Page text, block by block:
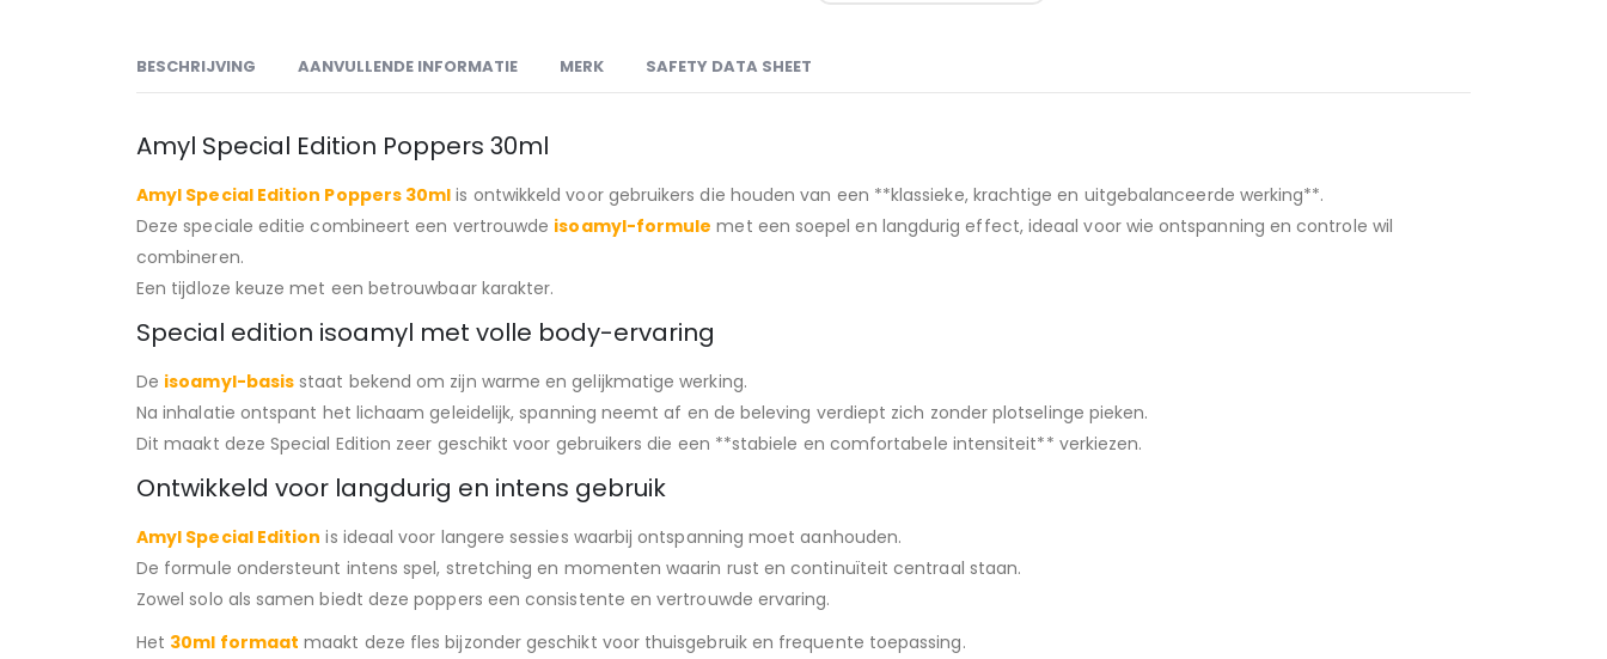
BESCHRIJVING AANVULLENDE INFORMATIE MERK SAFETY DATA SHEET
Amyl Special Edition Poppers 30ml
Amyl Special Edition Poppers 30ml is ontwikkeld voor gebruikers die houden van een **klassieke, krachtige en uitgebalanceerde werking**.
Deze speciale editie combineert een vertrouwde isoamyl-formule met een soepel en langdurig effect, ideaal voor wie ontspanning en controle wil
combineren.
Een tijdloze keuze met een betrouwbaar karakter.
Special edition isoamyl met volle body-ervaring
De isoamyl-basis staat bekend om zijn warme en gelijkmatige werking.
Na inhalatie ontspant het lichaam geleidelijk, spanning neemt af en de beleving verdiept zich zonder plotselinge pieken.
Dit maakt deze Special Edition zeer geschikt voor gebruikers die een **stabiele en comfortabele intensiteit** verkiezen.
Ontwikkeld voor langdurig en intens gebruik
Amyl Special Edition is ideaal voor langere sessies waarbij ontspanning moet aanhouden.
De formule ondersteunt intens spel, stretching en momenten waarin rust en continuïteit centraal staan.
Zowel solo als samen biedt deze poppers een consistente en vertrouwde ervaring.
Het 30ml formaat maakt deze fles bijzonder geschikt voor thuisgebruik en frequente toepassing.